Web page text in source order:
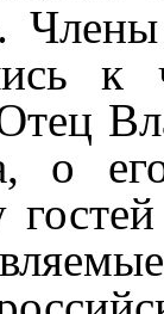
к
о